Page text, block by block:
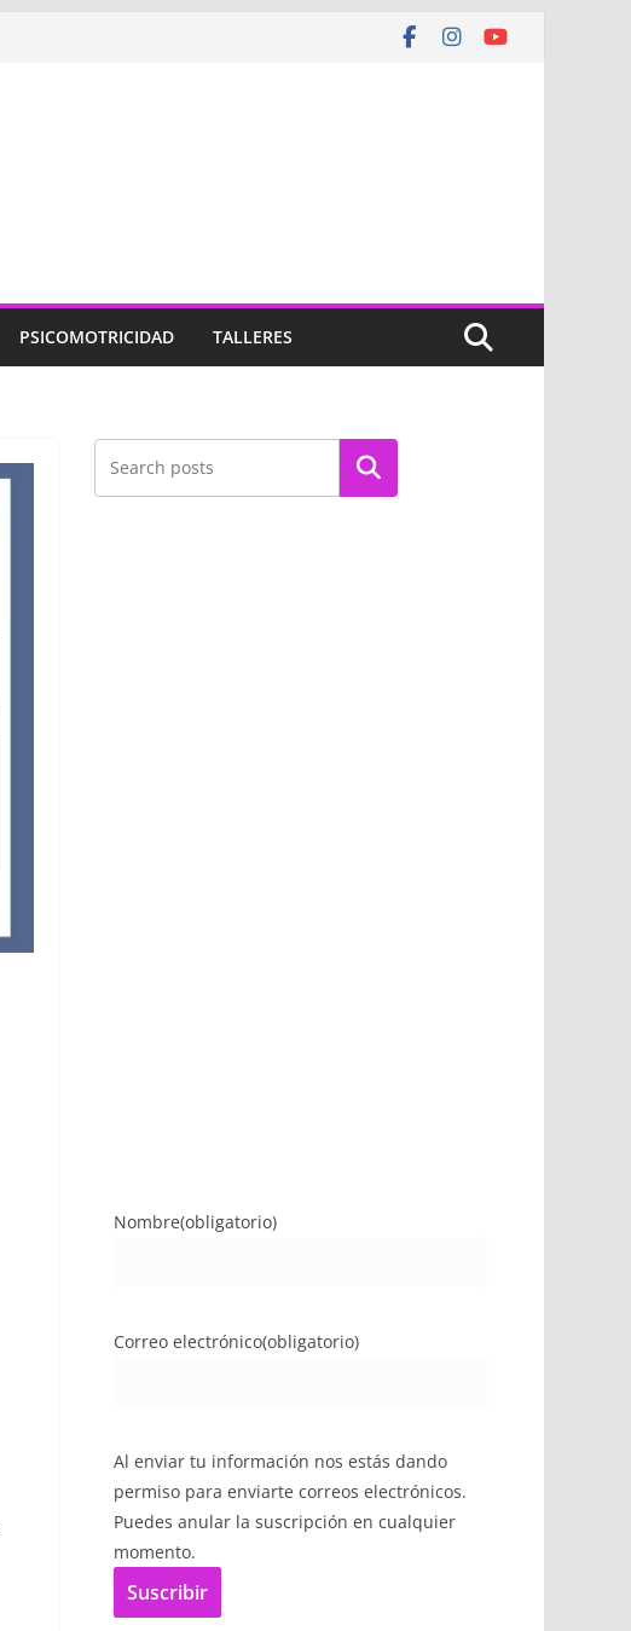
PSICOMOTRICIDAD TALLERES
Buscar
Nombre(obligatorio)
Correo electrónico(obligatorio)
Al enviar tu información nos estás dando
permiso para enviarte correos electrónicos.
Puedes anular la suscripción en cualquier
momento.
Suscribir